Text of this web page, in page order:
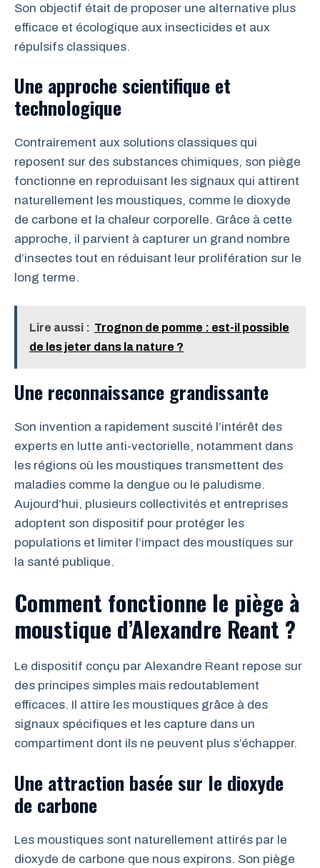
Son objectif était de proposer une alternative plus
efficace et écologique aux insecticides et aux
répulsifs classiques.
Une approche scientifique et
technologique
Contrairement aux solutions classiques qui
reposent sur des substances chimiques, son piège
fonctionne en reproduisant les signaux qui attirent
naturellement les moustiques, comme le dioxyde
de carbone et la chaleur corporelle. Grâce à cette
approche, il parvient à capturer un grand nombre
d’insectes tout en réduisant leur prolifération sur le
long terme.
Lire aussi : Trognon de pomme : est-il possible
de les jeter dans la nature ?
Une reconnaissance grandissante
Son invention a rapidement suscité l’intérêt des
experts en lutte anti-vectorielle, notamment dans
les régions où les moustiques transmettent des
maladies comme la dengue ou le paludisme.
Aujourd’hui, plusieurs collectivités et entreprises
adoptent son dispositif pour protéger les
populations et limiter l’impact des moustiques sur
la santé publique.
Comment fonctionne le piège à
moustique d’Alexandre Reant ?
Le dispositif conçu par Alexandre Reant repose sur
des principes simples mais redoutablement
efficaces. Il attire les moustiques grâce à des
signaux spécifiques et les capture dans un
compartiment dont ils ne peuvent plus s’échapper.
Une attraction basée sur le dioxyde
de carbone
Les moustiques sont naturellement attirés par le
dioxyde de carbone que nous expirons. Son piège